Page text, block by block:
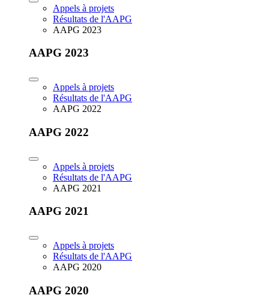
Appels à projets
Résultats de l'AAPG
AAPG 2023
AAPG 2023
Appels à projets
Résultats de l'AAPG
AAPG 2022
AAPG 2022
Appels à projets
Résultats de l'AAPG
AAPG 2021
AAPG 2021
Appels à projets
Résultats de l'AAPG
AAPG 2020
AAPG 2020